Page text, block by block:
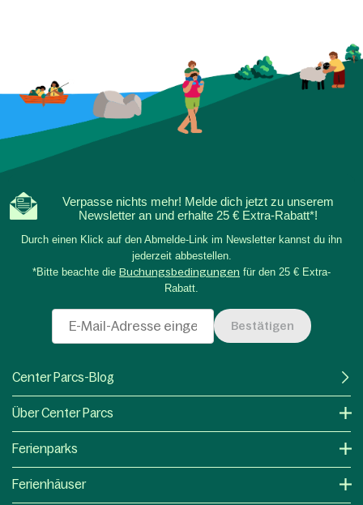
Verpasse nichts mehr! Melde dich jetzt zu unserem
Newsletter an und erhalte 25 € Extra-Rabatt*!
Durch einen Klick auf den Abmelde-Link im Newsletter kannst du ihn
jederzeit abbestellen.
*Bitte beachte die Buchungsbedingungen für den 25 € Extra-
Rabatt.
Bestätigen
Center Parcs-Blog
Über Center Parcs
Ferienparks
Ferienhäuser